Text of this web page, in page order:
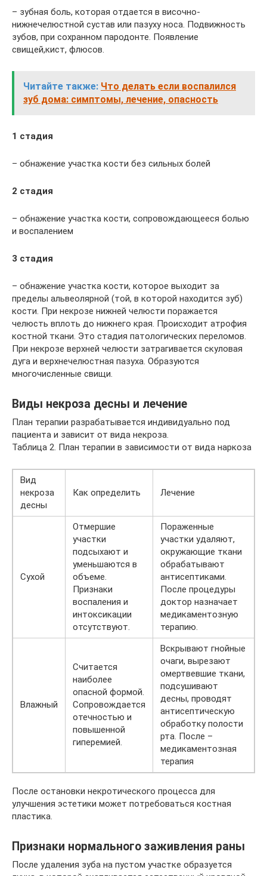
– зубная боль, которая отдается в височно-
нижнечелюстной сустав или пазуху носа. Подвижность
зубов, при сохранном пародонте. Появление
свищей,кист, флюсов.
Читайте также: Что делать если воспалился
зуб дома: симптомы, лечение, опасность
1 стадия
– обнажение участка кости без сильных болей
2 стадия
– обнажение участка кости, сопровождающееся болью
и воспалением
3 стадия
– обнажение участка кости, которое выходит за
пределы альвеолярной (той, в которой находится зуб)
кости. При некрозе нижней челюсти поражается
челюсть вплоть до нижнего края. Происходит атрофия
костной ткани. Это стадия патологических переломов.
При некрозе верхней челюсти затрагивается скуловая
дуга и верхнечелюстная пазуха. Образуются
многочисленные свищи.
Виды некроза десны и лечение
План терапии разрабатывается индивидуально под
пациента и зависит от вида некроза.
Таблица 2. План терапии в зависимости от вида наркоза
Вид
некроза
десны
Как определить Лечение
Сухой
Отмершие
участки
подсыхают и
уменьшаются в
объеме.
Признаки
воспаления и
интоксикации
отсутствуют.
Пораженные
участки удаляют,
окружающие ткани
обрабатывают
антисептиками.
После процедуры
доктор назначает
медикаментозную
терапию.
Влажный
Считается
наиболее
опасной формой.
Сопровождается
отечностью и
повышенной
гиперемией.
Вскрывают гнойные
очаги, вырезают
омертвевшие ткани,
подсушивают
десны, проводят
антисептическую
обработку полости
рта. После –
медикаментозная
терапия
После остановки некротического процесса для
улучшения эстетики может потребоваться костная
пластика.
Признаки нормального заживления раны
После удаления зуба на пустом участке образуется